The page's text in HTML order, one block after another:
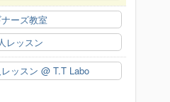
ーズ教室
レッスン
ッスン @ T.T Labo